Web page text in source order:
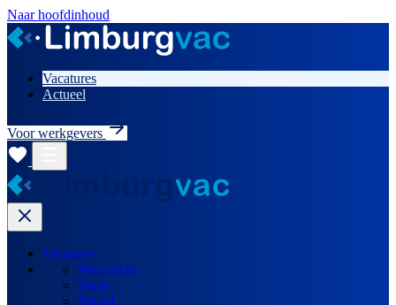
Naar hoofdinhoud
Vacatures
Actueel
Voor werkgevers
Vacatures
Maastricht
Venlo
Sittard